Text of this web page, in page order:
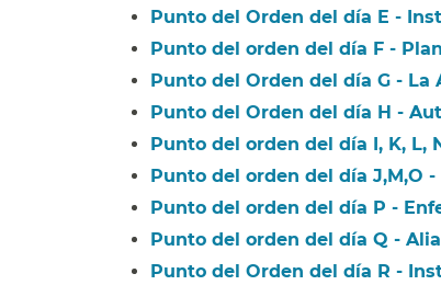
Punto del Orden del día E -
Punto del orden del día F -
Punto del Orden del día G - La
Punto del Orden del día H -
Punto del orden del día I, K, L,
Punto del orden del día J,M,O
Punto del orden del día P -
Punto del orden del día Q -
Punto del Orden del día R -